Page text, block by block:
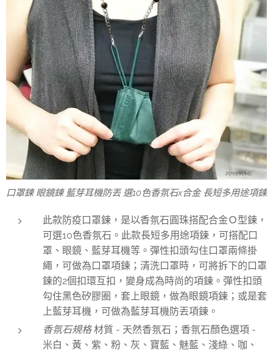
口罩鍊 眼鏡鍊 藍芽耳機防丟 選10色香氛石x合金 長短多用途項鍊
此款防疫口罩鍊，是以香氛石圓珠搭配合金Ｏ型鍊，
可選10色香氛石。此款長短多用途項鍊，可搭配口
罩、眼鏡、藍芽耳機等。彈性扣頭勾住口罩兩條掛
繩，可做為口罩項鍊；清洗口罩時，可將拆下的口罩
鍊的2個扣環互扣，變身成為時尚的項鍊。彈性扣頭
勾住黑色矽膠圈，套上眼鏡，做為眼鏡項鍊；或是套
上藍芽耳機，可做為藍芽耳機防丟項鍊。
香氛石規格材質 - 天然香氛石；香氛石顏色選項 -
米白、黃、紫、粉、灰、寶藍、魅藍、淺綠、咖、